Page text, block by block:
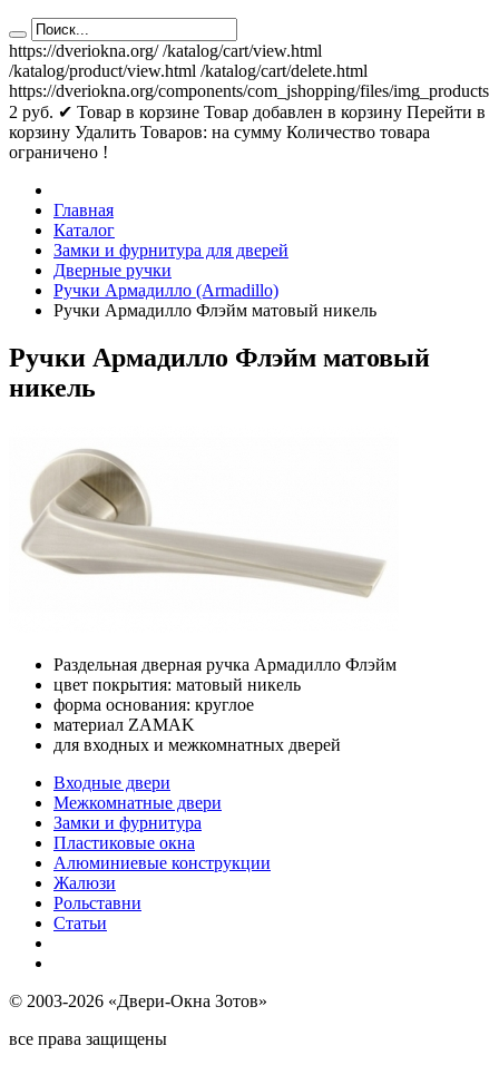
https://dveriokna.org/ /katalog/cart/view.html
/katalog/product/view.html /katalog/cart/delete.html
https://dveriokna.org/components/com_jshopping/files/img_products
2 руб. ✔ Товар в корзине Товар добавлен в корзину Перейти в
корзину Удалить Товаров: на сумму Количество товара
ограничено !
Главная
Каталог
Замки и фурнитура для дверей
Дверные ручки
Ручки Армадилло (Armadillo)
Ручки Армадилло Флэйм матовый никель
Ручки Армадилло Флэйм матовый
никель
Раздельная дверная ручка Армадилло Флэйм
цвет покрытия: матовый никель
форма основания: круглое
материал ZAMAK
для входных и межкомнатных дверей
Входные двери
Межкомнатные двери
Замки и фурнитура
Пластиковые окна
Алюминиевые конструкции
Жалюзи
Рольставни
Статьи
© 2003-2026 «Двери-Окна Зотов»
все права защищены